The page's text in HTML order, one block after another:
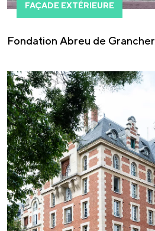
FAÇADE EXTÉRIEURE
Fondation Abreu de Grancher